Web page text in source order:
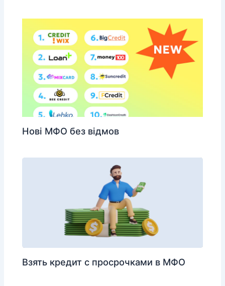
Нові МФО без відмов
Взять кредит с просрочками в МФО